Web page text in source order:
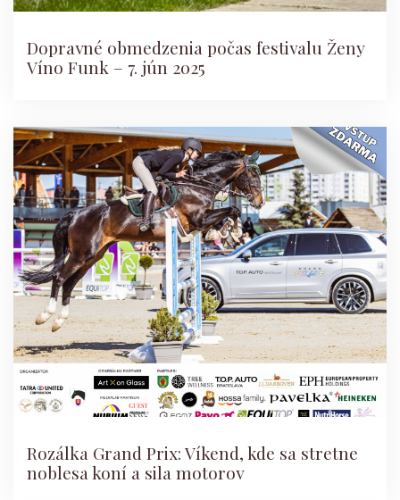
Dopravné obmedzenia počas festivalu Ženy
Víno Funk – 7. jún 2025
Rozálka Grand Prix: Víkend, kde sa stretne
noblesa koní a sila motorov